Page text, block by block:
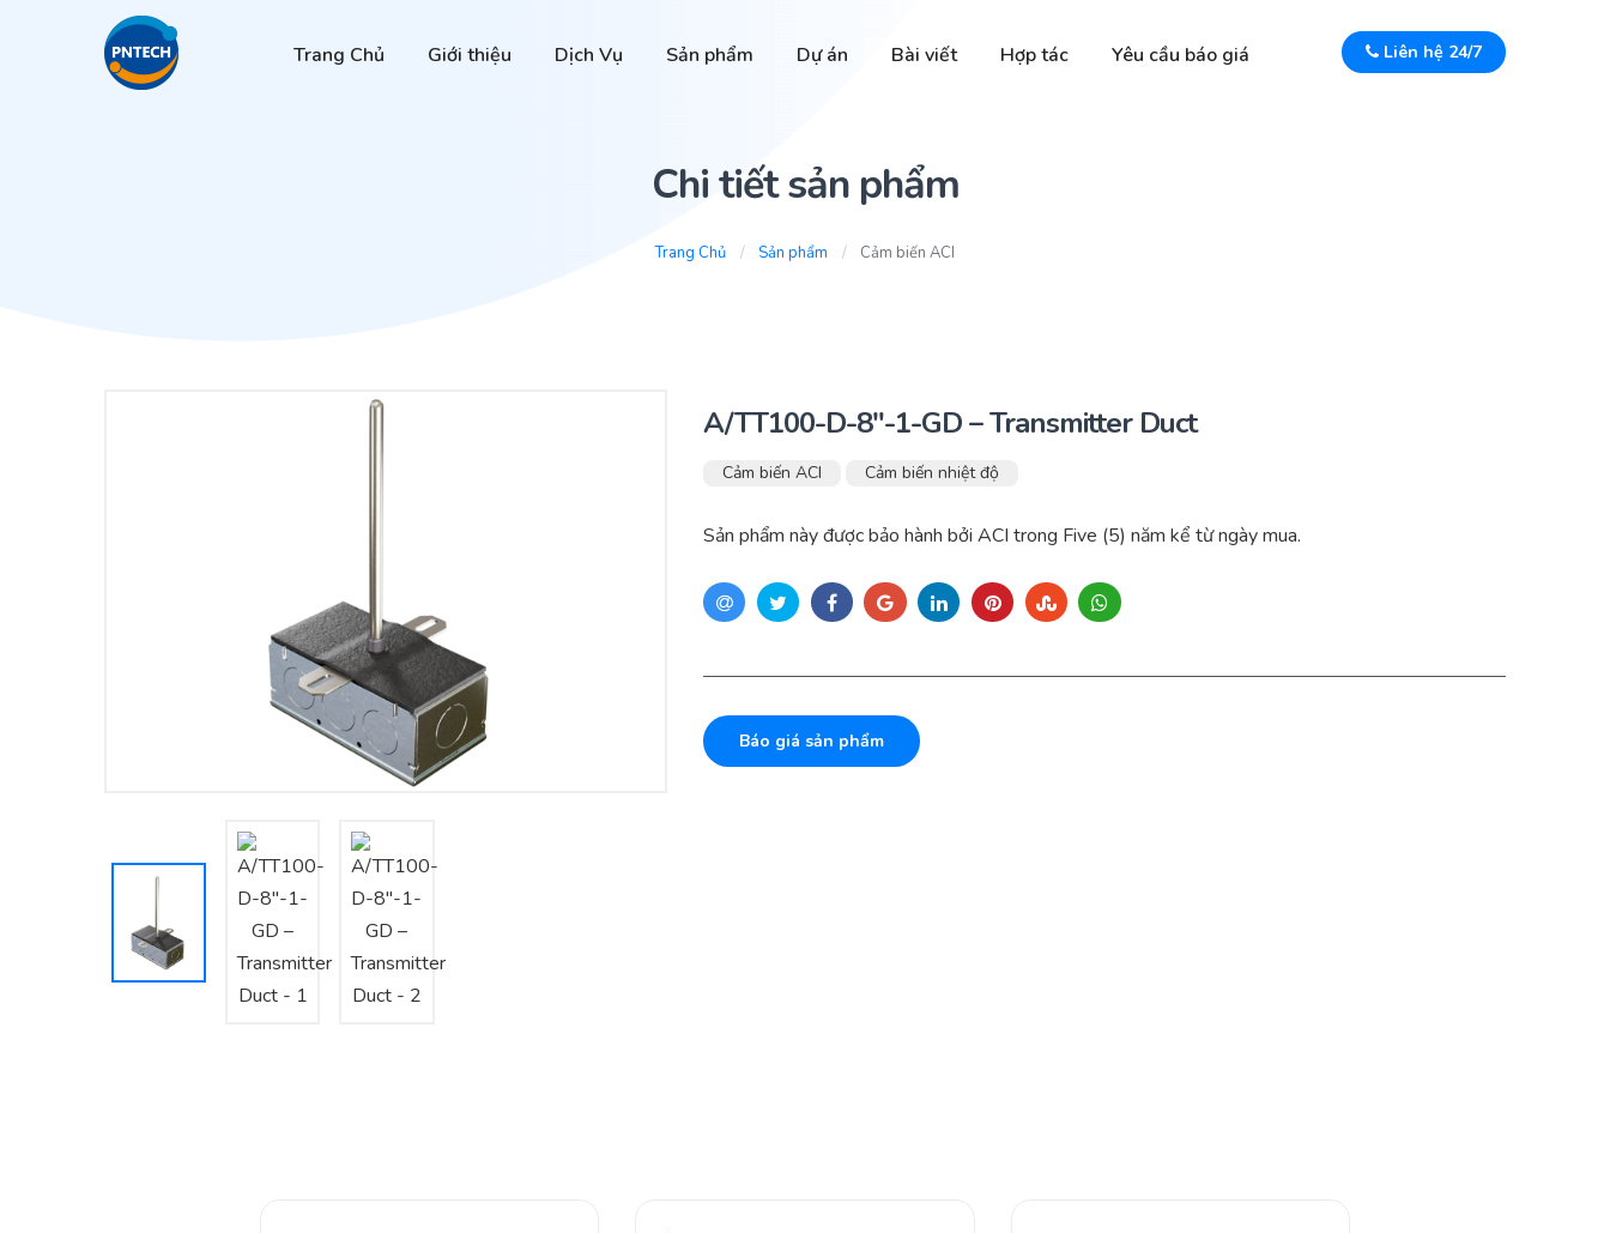
Trang Chủ Giới thiệu Dịch Vụ Sản phẩm Dự án Bài viết Hợp tác Yêu cầu báo giá Liên hệ 24/7
Chi tiết sản phẩm
Trang Chủ Sản phẩm Cảm biến ACI
A/TT100-D-8″-1-GD – Transmitter Duct
Cảm biến ACI Cảm biến nhiệt độ
Sản phẩm này được bảo hành bởi ACI trong Five (5) năm kể từ ngày mua.
Báo giá sản phẩm